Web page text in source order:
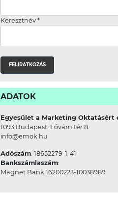
Keresztnév *
ADATOK
Egyesület a Marketing Oktatásért
1093 Budapest, Fővám tér 8.
info@emok.hu
Adószám: 18652279-1-41
Bankszámlaszám:
Magnet Bank 16200223-10038989